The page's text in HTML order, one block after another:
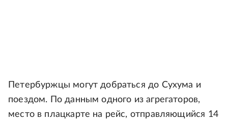
Петербуржцы могут добраться до Сухума и
поездом. По данным одного из агрегаторов,
место в плацкарте на рейс, отправляющийся 14